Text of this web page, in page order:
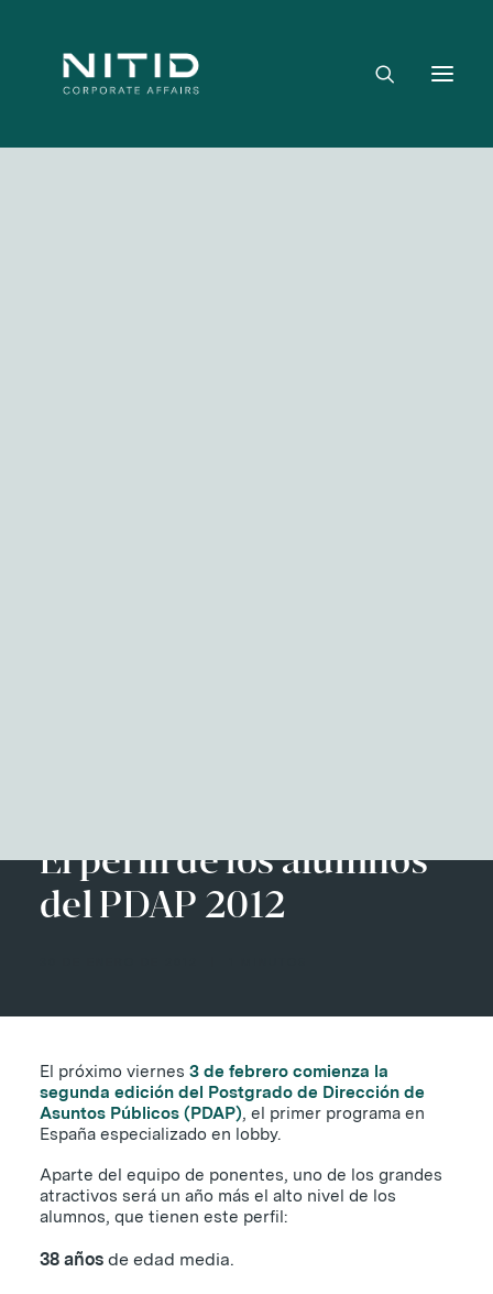
El perfil de los alumnos
del PDAP 2012
El próximo viernes 3 de febrero comienza la
segunda edición del Postgrado de Dirección de
Asuntos Públicos (PDAP), el primer programa en
España especializado en lobby.
Aparte del equipo de ponentes, uno de los grandes
atractivos será un año más el alto nivel de los
alumnos, que tienen este perfil:
38 años de edad media.